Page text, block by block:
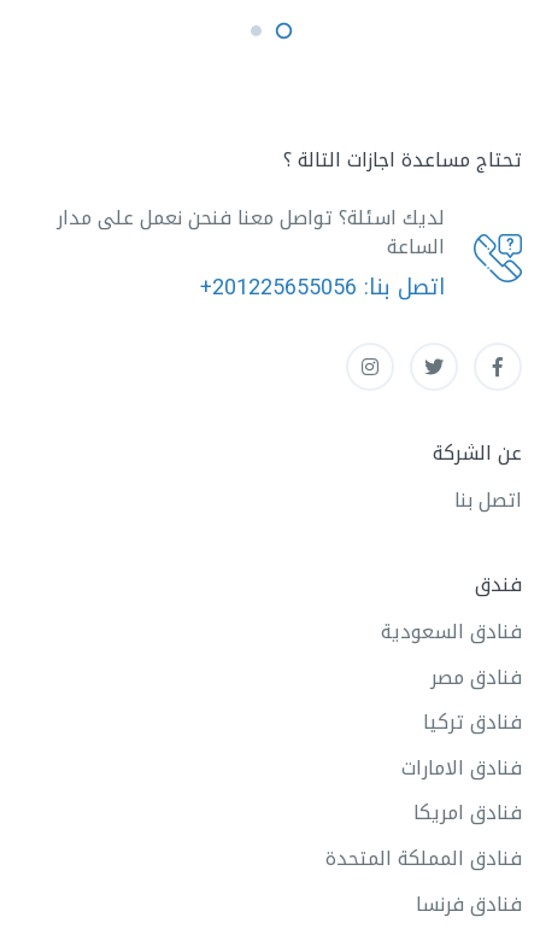
تحتاج مساعدة اجازات التالة ؟
لديك اسئلة؟ تواصل معنا فنحن نعمل على مدار
الساعة
اتصل بنا: +201225655056
عن الشركة
اتصل بنا
فندق
فنادق السعودية
فنادق مصر
فنادق تركيا
فنادق الامارات
فنادق امريكا
فنادق المملكة المتحدة
فنادق فرنسا